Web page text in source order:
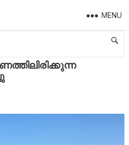
MENU
കെട്ടിടത്തിന് തീപിടിച്ചു